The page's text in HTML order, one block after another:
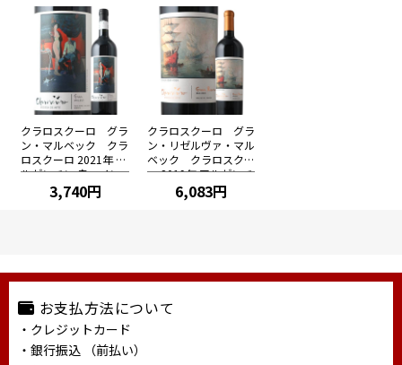
クラロスクーロ グラ
ン・マルベック クラ
ロスクーロ 2021年 ア
ルゼンチン 赤ワイン
フルボディ 750ml
3,740円
クラロスクーロ グラ
ン・リゼルヴァ・マル
ベック クラロスクー
ロ 2019年 アルゼンチ
ン 赤ワイン フルボデ
ィ 750ml
6,083円
お支払方法について
・クレジットカード
・銀行振込 （前払い）